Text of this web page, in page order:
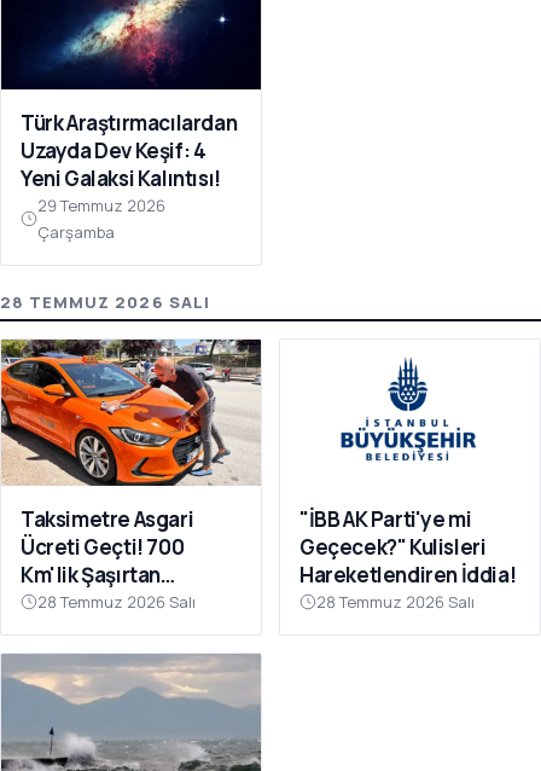
Türk Araştırmacılardan
Uzayda Dev Keşif: 4
Yeni Galaksi Kalıntısı!
29 Temmuz 2026
Çarşamba
28 TEMMUZ 2026 SALI
Taksimetre Asgari
Ücreti Geçti! 700
Km'lik Şaşırtan
Yolculuk
28 Temmuz 2026 Salı
"İBB AK Parti'ye mi
Geçecek?" Kulisleri
Hareketlendiren İddia!
28 Temmuz 2026 Salı